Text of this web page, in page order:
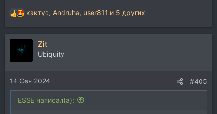
Р
е
а
и
и
:
кактус, Andruha, user811 и 5 других
Zit
Ubiquity
14 Сен 2024 #405
ESSE написал(а):